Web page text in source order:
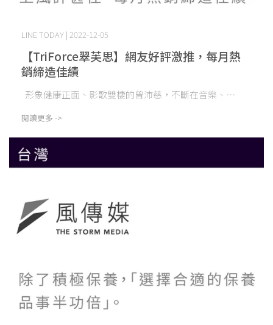
【TriForce翠芙思】網友好評激推，每月熱
銷締造佳績
LINE TODAY | 2022-12-05
形象健康正面、影歌雙棲的曾沛慈，不斷在音樂、⋯
閱讀更多 ->